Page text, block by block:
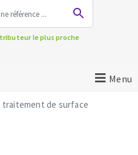
LE BATIMENT
le plus proche
Menu
traitement de surface